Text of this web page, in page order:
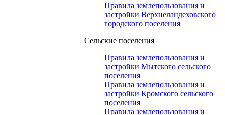
Правила землепользования и
застройки Верхнеландеховского
городского поселения
Сельские поселения
Правила землепользования и
застройки Мытского сельского
поселения
Правила землепользования и
застройки Кромского сельского
поселения
Правила землепользования и